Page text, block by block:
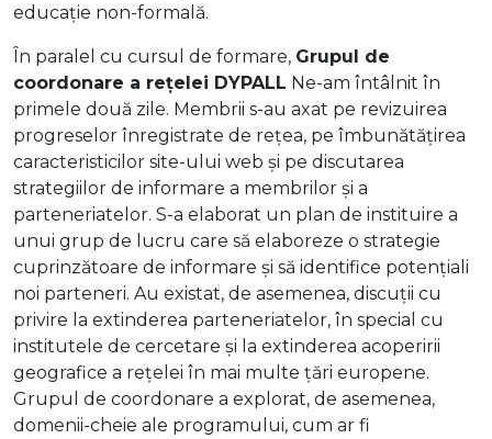
educație non-formală.
În paralel cu cursul de formare, Grupul de
coordonare a rețelei DYPALL Ne-am întâlnit în
primele două zile. Membrii s-au axat pe revizuirea
progreselor înregistrate de rețea, pe îmbunătățirea
caracteristicilor site-ului web și pe discutarea
strategiilor de informare a membrilor și a
parteneriatelor. S-a elaborat un plan de instituire a
unui grup de lucru care să elaboreze o strategie
cuprinzătoare de informare și să identifice potențiali
noi parteneri. Au existat, de asemenea, discuții cu
privire la extinderea parteneriatelor, în special cu
institutele de cercetare și la extinderea acoperirii
geografice a rețelei în mai multe țări europene.
Grupul de coordonare a explorat, de asemenea,
domenii-cheie ale programului, cum ar fi